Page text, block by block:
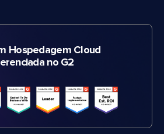
Hospedagem Cloud
no G2